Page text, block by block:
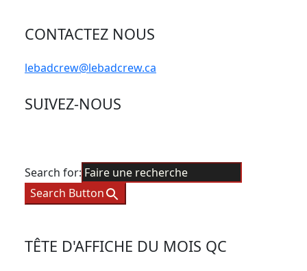
CONTACTEZ NOUS
lebadcrew@lebadcrew.ca
SUIVEZ-NOUS
Search for:
Search Button
TÊTE D'AFFICHE DU MOIS QC